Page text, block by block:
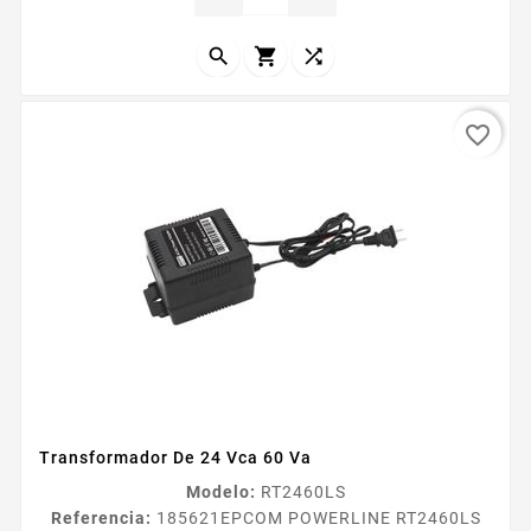
sobrecorriente...
  
Transformador De 24 Vca 60 Va
Modelo: RT2460LS
Referencia: 185621 EPCOM POWERLINE RT2460LS
favorite_border